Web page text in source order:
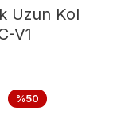
Uzun Kol
V1
%50